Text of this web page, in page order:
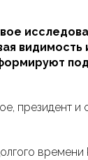
видимость
президент и
времени